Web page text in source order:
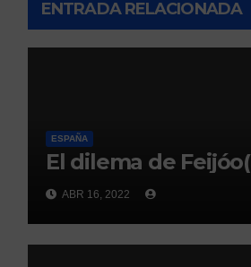
ENTRADA RELACIONADA
ESPAÑA
El dilema de
ABR 16, 2022